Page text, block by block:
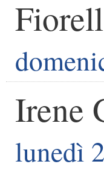
Irene
lunedì